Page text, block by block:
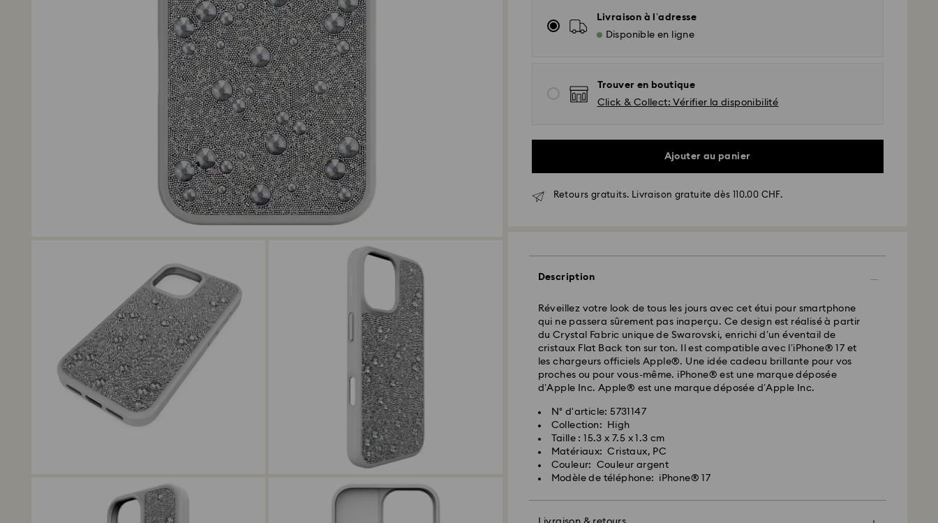
Livraison à l’adresse
Disponible en ligne
Trouver en boutique
Click & Collect: Vérifier la disponibilité
Ajouter au panier
Retours gratuits. Livraison gratuite dès 110.00 CHF.
Description
Réveillez votre look de tous les jours avec cet étui pour smartphone
qui ne passera sûrement pas inaperçu. Ce design est réalisé à partir
du Crystal Fabric unique de Swarovski, enrichi d’un éventail de
cristaux Flat Back ton sur ton. Il est compatible avec l’iPhone® 17 et
les chargeurs officiels Apple®. Une idée cadeau brillante pour vos
proches ou pour vous-même. iPhone® est une marque déposée
d’Apple Inc. Apple® est une marque déposée d’Apple Inc.
N° d'article: 5731147
Collection: High
Taille : 15.3 x 7.5 x 1.3 cm
Matériaux: Cristaux, PC
Couleur: Couleur argent
Modèle de téléphone: iPhone® 17
Les commandes passées du lundi au vendredi avant 17:00 HEC
Délai de livraison standard: 2 jours ouvrables après traitement et
expédition
Frais de livraison standard: CHF 8.95
Livraison standard offerte à partir de : CHF 110
Pour l’instant, Swarovski n’est pas en mesure d’effectuer des
articles demeurent la propriété de Swarovski jusqu’à réception du
paiement final.
Pour les produits Crystal Myriad, sous licence et Creators Lab,
veuillez noter qu’il peut y avoir un délai de deux semaines maximum